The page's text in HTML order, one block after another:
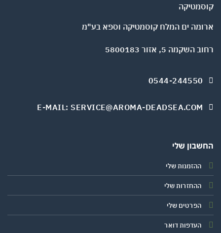
ים המלח קוסמטיקה וספא בע"מ
5, אזור 5800183
0544-244550
E-MAIL: SERVICE@AROMA-DEADSEA.COM
שלי
ההזמנות שלי
ההחזרות שלי
הפרטים שלי
העדפות דואר